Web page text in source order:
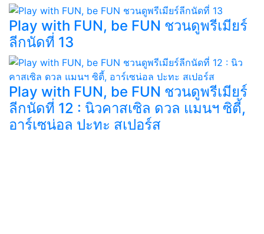
Play with FUN, be FUN ชวนดูพรีเมียร์
ลีกนัดที่ 13
Play with FUN, be FUN ชวนดูพรีเมียร์
ลีกนัดที่ 12 : นิวคาสเซิล ดวล แมนฯ ซิตี้,
อาร์เซน่อล ปะทะ สเปอร์ส